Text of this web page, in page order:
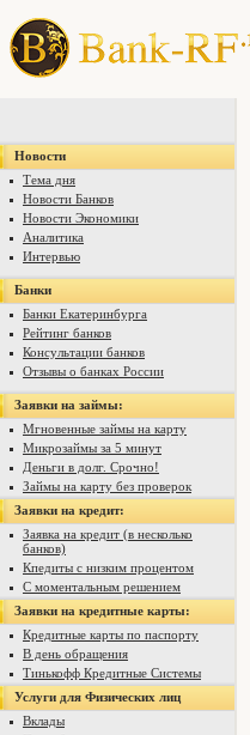
Новости
Тема дня
Новости Банков
Новости Экономики
Аналитика
Интервью
Банки
Банки Екатеринбурга
Рейтинг банков
Консультации банков
Отзывы о банках России
Заявки на займы:
Мгновенные займы на карту
Микрозаймы за 5 минут
Деньги в долг. Срочно!
Займы на карту без проверок
Заявки на кредит:
Заявка на кредит (в несколько
банков)
Кпедиты с низким процентом
С моментальным решением
Заявки на кредитные карты:
Кредитные карты по паспорту
В день обращения
Тинькофф Кредитные Системы
Услуги для Физических лиц
Вклады